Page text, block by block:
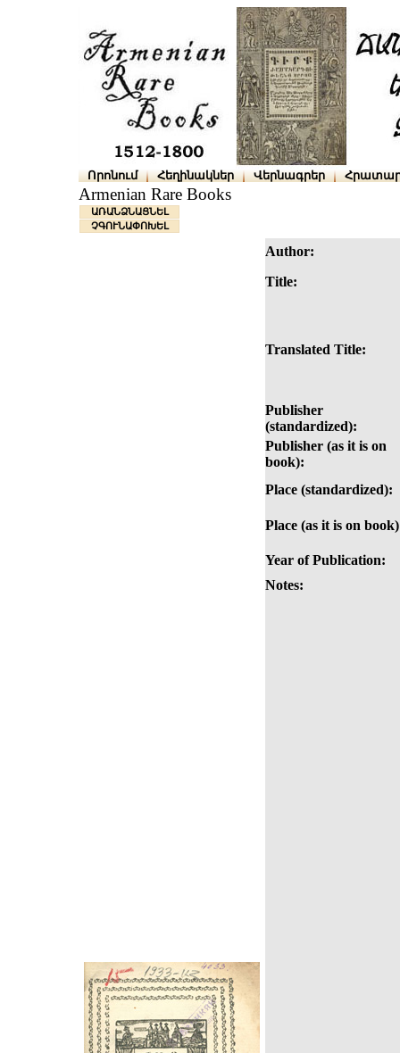
Որոնում Հեղինակներ Վերնագրեր
Armenian Rare Books
ԱՌԱՆՁՆԱՑՆԵԼ
ՉԳՈՒՆԱՓՈԽԵԼ
Author:
Title:
Translated Title:
Publisher
(standardized):
Publisher (as it is on
book):
Place (standardized):
Place (as it is on
Year of Publication:
Notes: